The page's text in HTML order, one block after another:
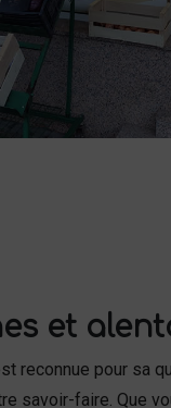
et
reconnue pour sa
savoir-faire. Que